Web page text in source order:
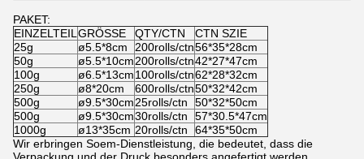
PAKET:
EINZELTEIL GRÖSSE QTY/CTN
CTN SZIE
25g
ø5.5*8cm 200rolls/ctn56*35*28cm
50g
ø5.5*10cm200rolls/ctn42*27*47cm
100g
ø6.5*13cm100rolls/ctn62*28*32cm
250g
ø8*20cm 600rolls/ctn50*32*42cm
500g
ø9.5*30cm25rolls/ctn
50*32*50cm
500g
ø9.5*30cm30rolls/ctn
57*30.5*47cm
1000g
ø13*35cm 20rolls/ctn
64*35*50cm
Wir erbringen Soem-Dienstleistung, die bedeutet, dass die